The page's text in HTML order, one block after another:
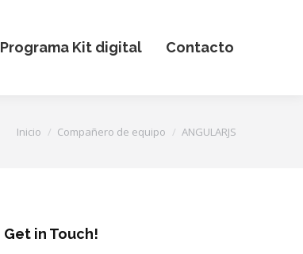
Programa Kit digital Contacto
Estás aquí:
Inicio Compañero de equipo ANGULARJS
Get in Touch!